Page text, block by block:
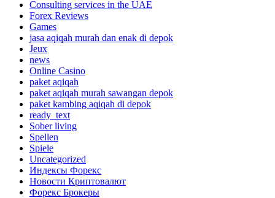
Consulting services in the UAE
Forex Reviews
Games
jasa aqiqah murah dan enak di depok
Jeux
news
Online Casino
paket aqiqah
paket aqiqah murah sawangan depok
paket kambing aqiqah di depok
ready_text
Sober living
Spellen
Spiele
Uncategorized
Индексы Форекс
Новости Криптовалют
Форекс Брокеры